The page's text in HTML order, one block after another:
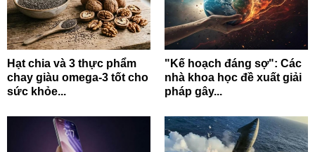
Hạt chia và 3 thực phẩm
chay giàu omega-3 tốt cho
sức khỏe...
"Kế hoạch đáng sợ": Các
nhà khoa học đề xuất giải
pháp gây...